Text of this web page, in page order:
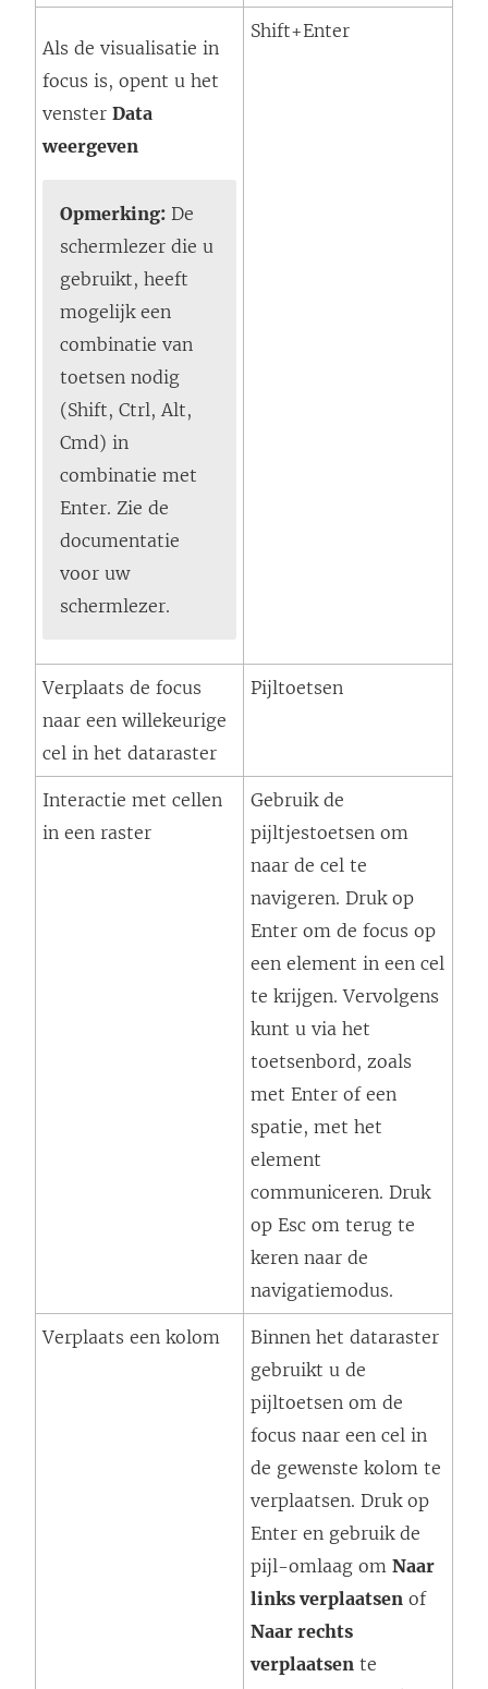
Als de visualisatie in
focus is, opent u het
venster Data
weergeven
Opmerking: De
schermlezer die u
gebruikt, heeft
mogelijk een
combinatie van
toetsen nodig
(Shift, Ctrl, Alt,
Cmd) in
combinatie met
Enter. Zie de
documentatie
voor uw
schermlezer.
Shift+Enter
Verplaats de focus
naar een willekeurige
cel in het dataraster
Pijltoetsen
Interactie met cellen
in een raster
Gebruik de
pijltjestoetsen om
naar de cel te
navigeren. Druk op
Enter om de focus op
een element in een cel
te krijgen. Vervolgens
kunt u via het
toetsenbord, zoals
met Enter of een
spatie, met het
element
communiceren. Druk
op Esc om terug te
keren naar de
navigatiemodus.
Verplaats een kolom
Binnen het dataraster
gebruikt u de
pijltoetsen om de
focus naar een cel in
de gewenste kolom te
verplaatsen. Druk op
Enter en gebruik de
pijl-omlaag om Naar
links verplaatsen of
Naar rechts
verplaatsen te